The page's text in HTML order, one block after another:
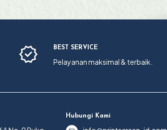
BEST SERVICE
Pelayanan maksimal & terbaik.
Hubungi Kami